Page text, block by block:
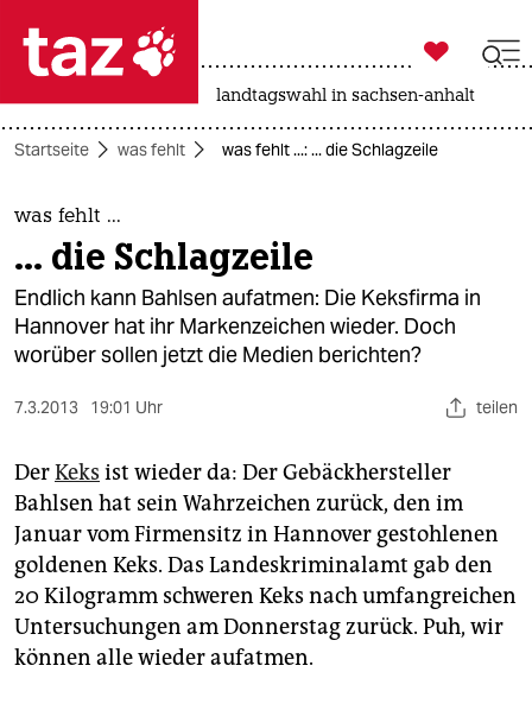
 taz zahl ich
taz zahl ich
themen
politik
öko
sport
berlin
nord
wahrheit

taz zahl ich
landtagswahl in sachsen-anhalt
Startseite was fehlt was fehlt ...: ... die Schlagzeile
was fehlt ...
... die Schlagzeile
Endlich kann Bahlsen aufatmen: Die Keksfirma in
Hannover hat ihr Markenzeichen wieder. Doch
worüber sollen jetzt die Medien berichten?
7.3.2013 19:01 Uhr teilen
DerKeks ist wieder da: Der Gebäckhersteller
Bahlsen hat sein Wahrzeichen zurück, den im
Januar vom Firmensitz in Hannover gestohlenen
goldenen Keks. Das Landeskriminalamt gab den
20 Kilogramm schweren Keks nach umfangreichen
Untersuchungen am Donnerstag zurück. Puh, wir
können alle wieder aufatmen.